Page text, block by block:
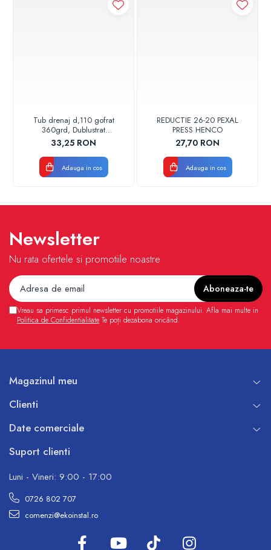
Tub drenaj d,110 gofrat
360grd, Dublustrat
verde/negru 110152 Drainkit
33,25 RON
Adauga in cos
REDUCTIE 26-20 PEXAL
PRESS HENCO
27,70 RON
Adauga in cos
Newsletter
Nu rata ofertele si promotiile noastre
Vreau sa primesc primul newsletter cu promotiile magazinului. Afla mai multe in
Politica de Confidentialitate Te poți dezabona oricând.
Magazinul meu
Clienti
Date comerciale
Suport clienti
Luni - Vineri: 9:00 - 17:00
0726 802 707
comenzi@ekoinstal.ro